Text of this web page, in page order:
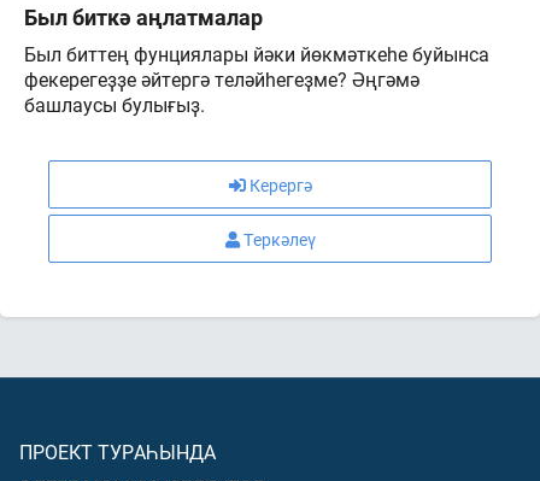
Был биткә аңлатмалар
Был биттең фунциялары йәки йөкмәткеһе буйынса
фекерегеҙҙе әйтергә теләйһегеҙме? Әңгәмә
башлаусы булығыҙ.
Керергә
Теркәлеү
ПРОЕКТ ТУРАҺЫНДА